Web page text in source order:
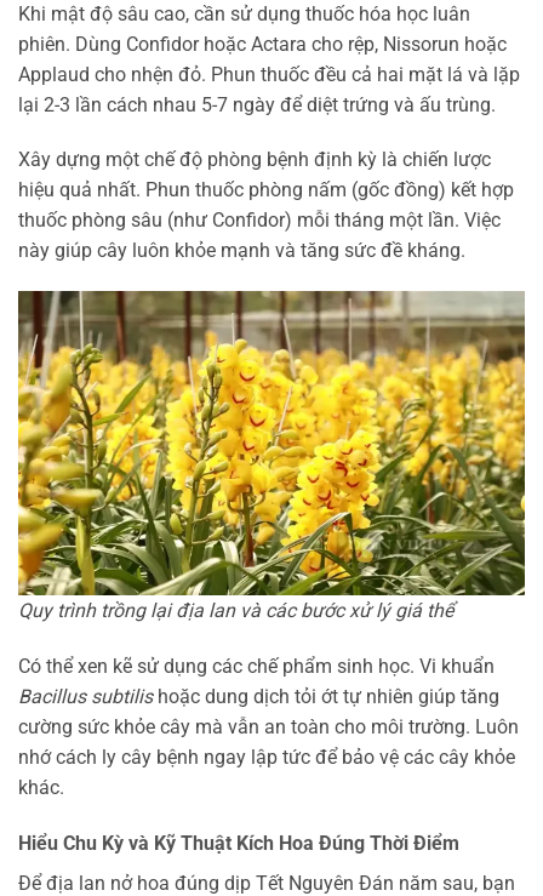
Khi mật độ sâu cao, cần sử dụng thuốc hóa học luân
phiên. Dùng Confidor hoặc Actara cho rệp, Nissorun hoặc
Applaud cho nhện đỏ. Phun thuốc đều cả hai mặt lá và lặp
lại 2-3 lần cách nhau 5-7 ngày để diệt trứng và ấu trùng.
Xây dựng một chế độ phòng bệnh định kỳ là chiến lược
hiệu quả nhất. Phun thuốc phòng nấm (gốc đồng) kết hợp
thuốc phòng sâu (như Confidor) mỗi tháng một lần. Việc
này giúp cây luôn khỏe mạnh và tăng sức đề kháng.
Quy trình trồng lại địa lan và các bước xử lý giá thể
Có thể xen kẽ sử dụng các chế phẩm sinh học. Vi khuẩn
Bacillus subtilishoặc dung dịch tỏi ớt tự nhiên giúp tăng
cường sức khỏe cây mà vẫn an toàn cho môi trường. Luôn
nhớ cách ly cây bệnh ngay lập tức để bảo vệ các cây khỏe
khác.
Hiểu Chu Kỳ và Kỹ Thuật Kích Hoa Đúng Thời Điểm
Để địa lan nở hoa đúng dịp Tết Nguyên Đán năm sau, bạn